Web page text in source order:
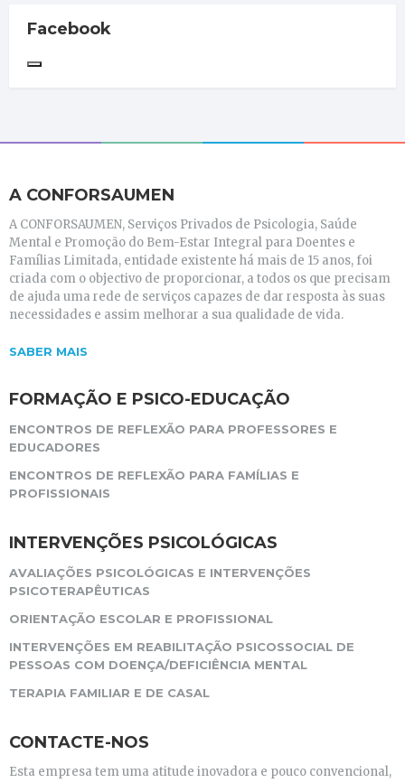
Facebook
A CONFORSAUMEN
A CONFORSAUMEN, Serviços Privados de Psicologia, Saúde
Mental e Promoção do Bem-Estar Integral para Doentes e
Famílias Limitada, entidade existente há mais de 15 anos, foi
criada com o objectivo de proporcionar, a todos os que precisam
de ajuda uma rede de serviços capazes de dar resposta às suas
necessidades e assim melhorar a sua qualidade de vida.
SABER MAIS
FORMAÇÃO E PSICO-EDUCAÇÃO
ENCONTROS DE REFLEXÃO PARA PROFESSORES E
EDUCADORES
ENCONTROS DE REFLEXÃO PARA FAMÍLIAS E
PROFISSIONAIS
INTERVENÇÕES PSICOLÓGICAS
AVALIAÇÕES PSICOLÓGICAS E INTERVENÇÕES
PSICOTERAPÊUTICAS
ORIENTAÇÃO ESCOLAR E PROFISSIONAL
INTERVENÇÕES EM REABILITAÇÃO PSICOSSOCIAL DE
PESSOAS COM DOENÇA/DEFICIÊNCIA MENTAL
TERAPIA FAMILIAR E DE CASAL
CONTACTE-NOS
Esta empresa tem uma atitude inovadora e pouco convencional,